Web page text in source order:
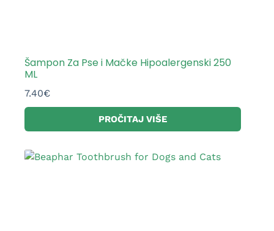
Šampon Za Pse i Mačke Hipoalergenski 250
ML
7.40€
PROČITAJ VIŠE